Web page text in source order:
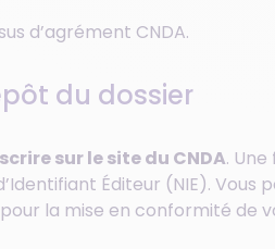
d’agrément CNDA.
du dossier
sur le site du CNDA.
Éditeur (NIE). Vous
la mise en conformité de